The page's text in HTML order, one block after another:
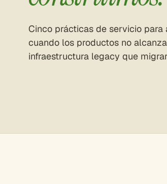
Cinco prácticas de servicio para
cuando los productos no
infraestructura legacy que